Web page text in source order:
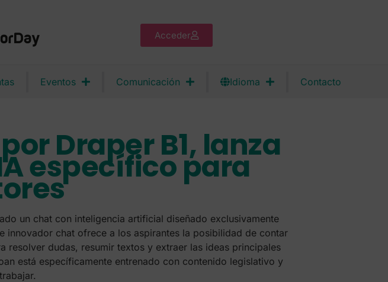
Acceder
Eventos Comunicación Idioma Contacto
Draper B1, lanza
específico para
un chat con inteligencia artificial diseñado exclusivamente
innovador chat ofrece a los aspirantes la posibilidad de contar
resolver dudas, resumir textos y extraer las ideas principales
está específicamente entrenado con contenido legislativo y